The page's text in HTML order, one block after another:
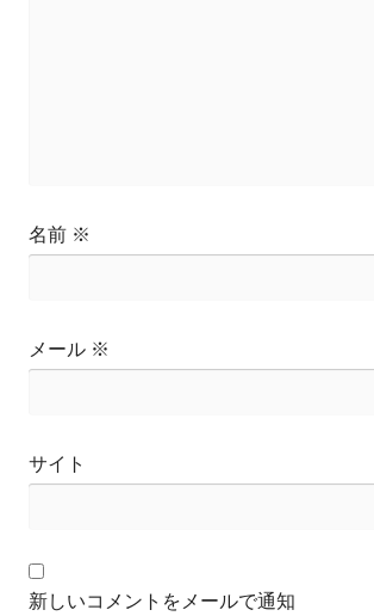
名前 ※
メール ※
サイト
新しいコメントをメールで通知